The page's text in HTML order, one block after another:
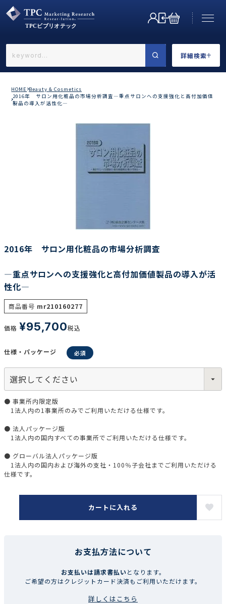
詳細検索
←戻る
調査の種類で選ぶ
HOME Beauty & Cosmetics
2016年 サロン用化粧品の市場分析調査―重点サロンへの支援強化と高付加価値
製品の導入が活性化―
2016年 サロン用化粧品の市場分析調査
―重点サロンへの支援強化と高付加価値製品の導入が活
性化―
商品番号 mr210160277
価格 ¥95,700税込
仕様・パッケージ
● 事業所内限定版
1法人内の1事業所のみでご利用いただける仕様です。
● 法人パッケージ版
1法人内の国内すべての事業所でご利用いただける仕様です。
● グローバル法人パッケージ版
1法人内の国内および海外の支社・100％子会社までご利用いただける
仕様です。
カートに入れる
お支払方法について
お支払いは請求書払いとなります。
ご希望の方はクレジットカード決済もご利用いただけます。
詳しくはこちら